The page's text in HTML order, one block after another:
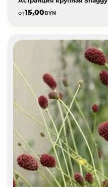
от15,00BYN